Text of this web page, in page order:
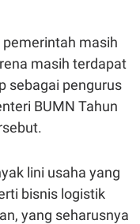
masih
masih terdapat
sebagai pengurus
BUMN Tahun
lini usaha yang
bisnis logistik
yang seharusnya